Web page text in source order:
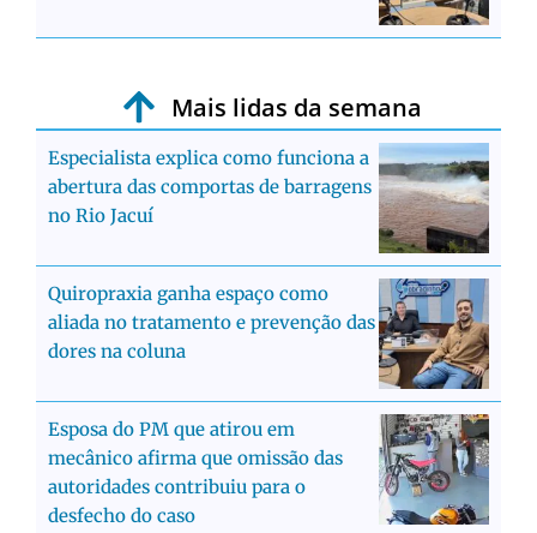
Mais lidas da semana
Especialista explica como funciona a
abertura das comportas de barragens
no Rio Jacuí
Quiropraxia ganha espaço como
aliada no tratamento e prevenção das
dores na coluna
Esposa do PM que atirou em
mecânico afirma que omissão das
autoridades contribuiu para o
desfecho do caso